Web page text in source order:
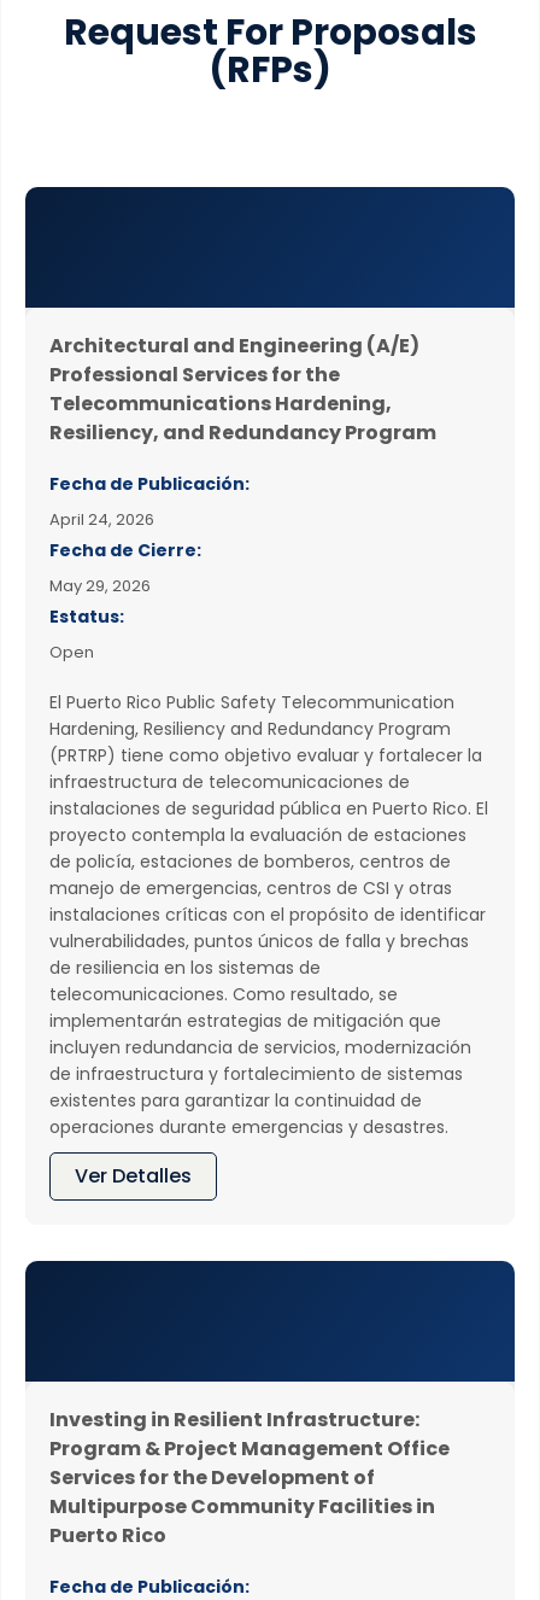
Request For Proposals
(RFPs)
Architectural and Engineering (A/E)
Professional Services for the
Telecommunications Hardening,
Resiliency, and Redundancy Program
Fecha de Publicación:
April 24, 2026
Fecha de Cierre:
May 29, 2026
Estatus:
Open
El Puerto Rico Public Safety Telecommunication
Hardening, Resiliency and Redundancy Program
(PRTRP) tiene como objetivo evaluar y fortalecer la
infraestructura de telecomunicaciones de
instalaciones de seguridad pública en Puerto Rico. El
proyecto contempla la evaluación de estaciones
de policía, estaciones de bomberos, centros de
manejo de emergencias, centros de CSI y otras
instalaciones críticas con el propósito de identificar
vulnerabilidades, puntos únicos de falla y brechas
de resiliencia en los sistemas de
telecomunicaciones. Como resultado, se
implementarán estrategias de mitigación que
incluyen redundancia de servicios, modernización
de infraestructura y fortalecimiento de sistemas
existentes para garantizar la continuidad de
operaciones durante emergencias y desastres.
Ver Detalles
Investing in Resilient Infrastructure:
Program & Project Management Office
Services for the Development of
Multipurpose Community Facilities in
Puerto Rico
Fecha de Publicación: